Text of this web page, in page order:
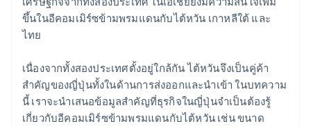
ขึ้นในอีคอมเมิร์ซข้ามพรมแดนกับไต้หวัน เกาหลีใต้ และ
ไทย
เนื่องจากทั้งสองประเทศตั้งอยู่ใกล้กัน ไต้หวันจึงเป็นคู่ค้า
สำคัญของญี่ปุ่นทั้งในด้านการส่งออกและนำเข้า ในบทความ
นี้ เราจะนำเสนอข้อมูลสำคัญที่ธุรกิจในญี่ปุ่นจำเป็นต้องรู้
เกี่ยวกับอีคอมเมิร์ซข้ามพรมแดนกับไต้หวัน เช่น ขนาด